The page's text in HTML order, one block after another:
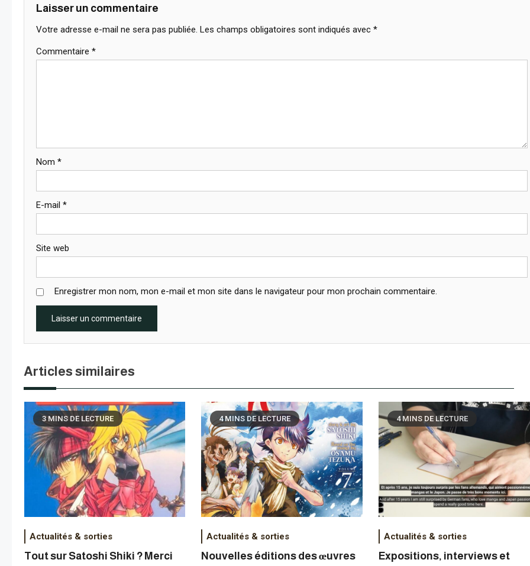
l’article
Laisser un commentaire
Votre adresse e-mail ne sera pas publiée. Les champs obligatoires sont indiqués avec *
Commentaire *
Nom *
E-mail *
Site web
Enregistrer mon nom, mon e-mail et mon site dans le navigateur pour mon prochain commentaire.
Articles similaires
3 MINS DE LECTURE
Actualités & sorties
Tout sur Satoshi Shiki ? Merci
4 MINS DE LECTURE
Actualités & sorties
Nouvelles éditions des œuvres
4 MINS DE LECTURE
Actualités & sorties
Expositions, interviews et